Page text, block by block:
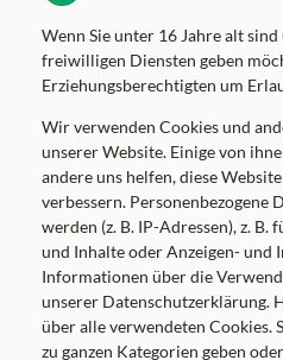
DI
8.00-12.00 Uhr
MI
8.00-12.00,
DO
8.00-12.00 Uhr
FR
8.00-12.00 Uhr
Amtsstunden
MO
7.00-16.00 Uhr
MI
7.00-12.00,
Wenn Sie unter 16 Jahre alt
freiwilligen Diensten geben
Erziehungsberechtigten um
Wir verwenden Cookies und
unserer Website. Einige von
andere uns helfen, diese
verbessern. Personenbezogene
werden (z. B. IP-Adressen), z.
und Inhalte oder Anzeigen- und
Informationen über die
unserer Datenschutzerklärung.
über alle verwendeten Cookies.
zu ganzen Kategorien geben